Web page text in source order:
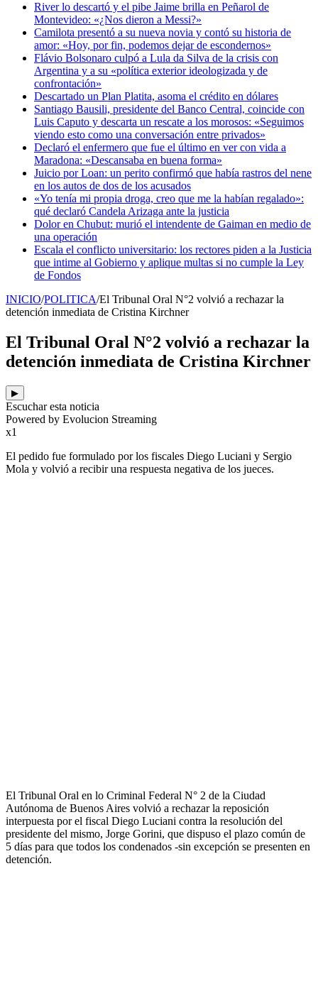
River lo descartó y el pibe Jaime brilla en Peñarol de
Montevideo: «¿Nos dieron a Messi?»
Camilota presentó a su nueva novia y contó su historia de
amor: «Hoy, por fin, podemos dejar de escondernos»
Flávio Bolsonaro culpó a Lula da Silva de la crisis con
Argentina y a su «política exterior ideologizada y de
confrontación»
Descartado un Plan Platita, asoma el crédito en dólares
Santiago Bausili, presidente del Banco Central, coincide con
Luis Caputo y descarta un rescate a los morosos: «Seguimos
viendo esto como una conversación entre privados»
Declaró el enfermero que fue el último en ver con vida a
Maradona: «Descansaba en buena forma»
Juicio por Loan: un perito confirmó que había rastros del nene
en los autos de dos de los acusados
«Yo tenía mi propia droga, creo que me la habían regalado»:
qué declaró Candela Arizaga ante la justicia
Dolor en Chubut: murió el intendente de Gaiman en medio de
una operación
Escala el conflicto universitario: los rectores piden a la Justicia
que intime al Gobierno y aplique multas si no cumple la Ley
de Fondos
INICIO/POLITICA/El Tribunal Oral N°2 volvió a rechazar la
detención inmediata de Cristina Kirchner
El Tribunal Oral N°2 volvió a rechazar la
detención inmediata de Cristina Kirchner
▶
Escuchar esta noticia
Powered by Evolucion Streaming
x1
El pedido fue formulado por los fiscales Diego Luciani y Sergio
Mola y volvió a recibir una respuesta negativa de los jueces.
El Tribunal Oral en lo Criminal Federal N° 2 de la Ciudad
Autónoma de Buenos Aires volvió a rechazar la reposición
interpuesta por el fiscal Diego Luciani contra la resolución del
presidente del mismo, Jorge Gorini, que dispuso el plazo común de
5 días para que todos los condenados -sin excepción se presenten en
detención.